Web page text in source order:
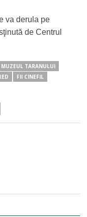
va derula pe
de Centrul
MUZEUL TARANULUI
FII CINEFIL